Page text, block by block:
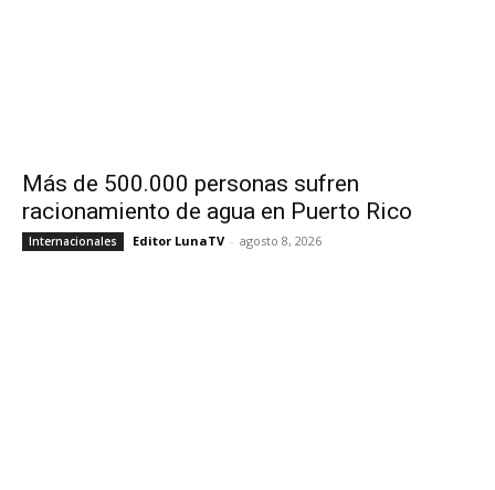
Más de 500.000 personas sufren
racionamiento de agua en Puerto Rico
Internacionales Editor LunaTV - agosto 8, 2026